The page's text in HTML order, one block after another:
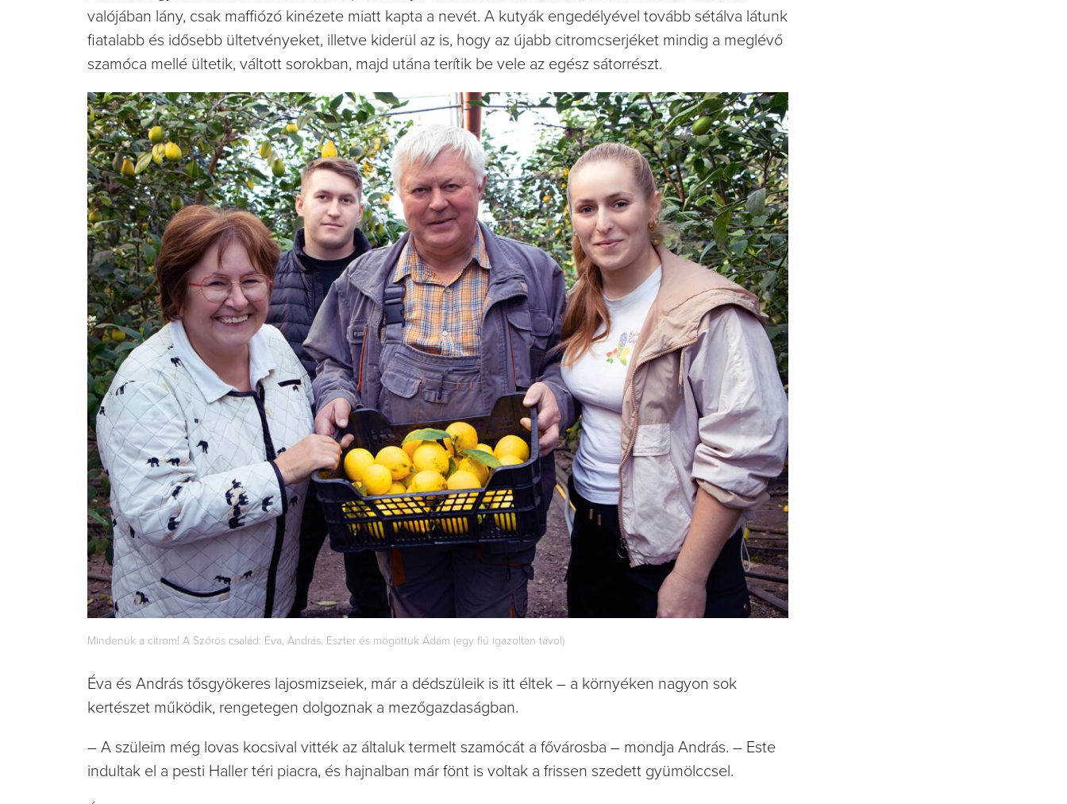
valójában lány, csak maffiózó kinézete miatt kapta a nevét. A kutyák engedélyével tovább sétálva látunk
fiatalabb és idősebb ültetvényeket, illetve kiderül az is, hogy az újabb citromcserjéket mindig a meglévő
szamóca mellé ültetik, váltott sorokban, majd utána terítik be vele az egész sátorrészt.
Mindenük a citrom! A Szőrös család: Éva, András, Eszter és mögöttük Ádám (egy fiú igazoltan távol)
Éva és András tősgyökeres lajosmizseiek, már a dédszüleik is itt éltek – a környéken nagyon sok
kertészet működik, rengetegen dolgoznak a mezőgazdaságban.
– A szüleim még lovas kocsival vitték az általuk termelt szamócát a fővárosba – mondja András. – Este
indultak el a pesti Haller téri piacra, és hajnalban már fönt is voltak a frissen szedett gyümölccsel.